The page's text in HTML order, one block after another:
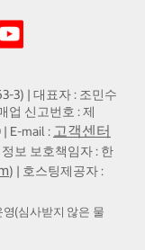
3) | 대표자 : 조민수
업 신고번호 : 제
E-mail : 고객센터
보 보호책임자 : 한
) | 호스팅제공자 :
(심사받지 않은 물